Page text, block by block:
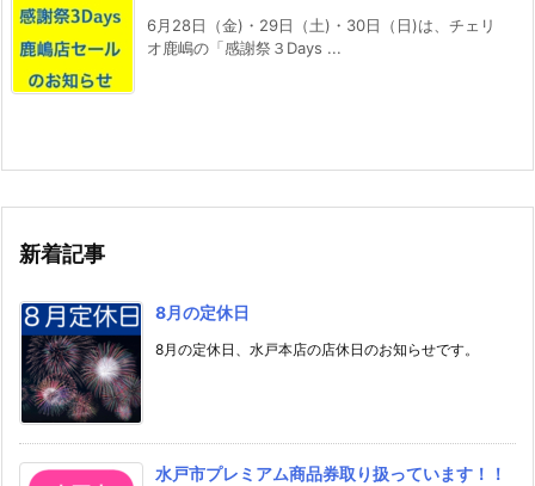
6月28日（金)・29日（土)・30日（日)は、チェリ
オ鹿嶋の「感謝祭３Days ...
新着記事
8月の定休日
8月の定休日、水戸本店の店休日のお知らせです。
水戸市プレミアム商品券取り扱っています！！